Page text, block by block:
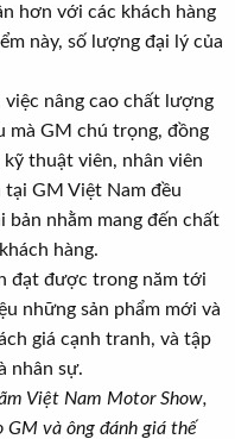
hơn với các khách hàng
này, số lượng đại lý của
việc nâng cao chất lượng
mà GM chú trọng, đồng
thuật viên, nhân viên
GM Việt Nam đều
nhằm mang đến chất
hàng.
đạt được trong năm tới
những sản phẩm mới và
giá cạnh tranh, và tập
nhân sự.
Việt Nam Motor Show,
GM và ông đánh giá thế